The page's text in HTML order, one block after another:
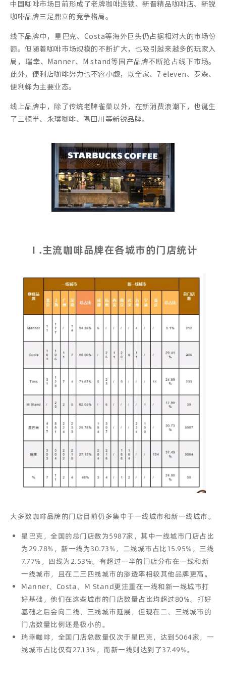
中国咖啡市场目前形成了老牌咖啡连锁、新晋精品咖啡店、新锐
咖啡品牌三足鼎立的竞争格局。
线下品牌中，星巴克、Costa等海外巨头仍占据相对大的市场份
额。但随着咖啡市场规模的不断扩大，也吸引越来越多的玩家入
局，瑞幸、Manner、M stand等国产品牌不断抢占线下市场。
此外，便利店咖啡势力也不容小觑，以全家、7 eleven、罗森、
便利蜂为主要业态。
线上品牌中，除了传统老牌雀巢以外，在新消费浪潮下，也诞生
了三顿半、永璞咖啡、隅田川等新锐品牌。
Ⅰ .主流咖啡品牌在各城市的门店统计
大多数咖啡品牌的门店目前仍多集中于一线城市和新一线城市。
星巴克， 全国的总门店数为5987家，其中一线城市门店占比
为29.78%，新一线为30.73%，二线城市占比15.95%，三线
7.77%，四线为2.53%。 有超过一半的门店分布在一线和新
一线城市，且在二三四线城市的渗透率相较其他品牌更高。
Manner、Costa、M Stand更注重在一线和新一线城市打
好基础，他们在这些城市的门店数量占比均超过80%。打好
基础之后会向二线、三线城市延展，但现在二、三线城市的
门店数量比例还是极小的。
瑞幸咖啡，全国门店总数量仅次于星巴克，达到5064家，一
线城市占比仅有27.13%，而新一线则达到了37.49%。